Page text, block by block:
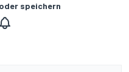
speichern